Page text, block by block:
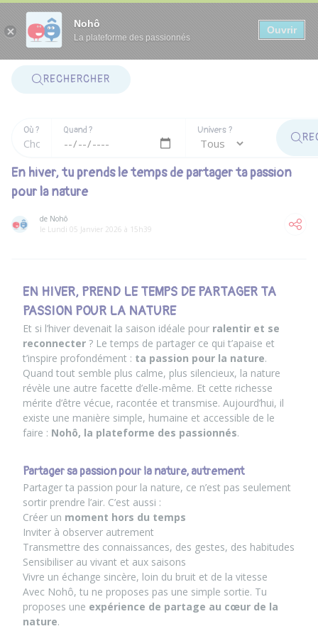
Nohô
La plateforme des passionnés
Ouvrir
RECHERCHER
Où ? Quand ? Univers ?
En hiver, tu prends le temps de partager ta passion
pour la nature
de Nohô
le Lundi 05 Janvier 2026 à 15h39
EN HIVER, PREND LE TEMPS DE PARTAGER TA
PASSION POUR LA NATURE
Et si l’hiver devenait la saison idéale pour ralentir et se
reconnecter ? Le temps de partager ce qui t’apaise et
t’inspire profondément : ta passion pour la nature.
Quand tout semble plus calme, plus silencieux, la nature
révèle une autre facette d’elle-même. Et cette richesse
mérite d’être vécue, racontée et transmise. Aujourd’hui, il
existe une manière simple, humaine et accessible de le
faire : Nohô, la plateforme des passionnés.
Partager sa passion pour la nature, autrement
Partager ta passion pour la nature, ce n’est pas seulement
sortir prendre l’air. C’est aussi :
Créer un moment hors du temps
Inviter à observer autrement
Transmettre des connaissances, des gestes, des habitudes
Sensibiliser au vivant et aux saisons
Vivre un échange sincère, loin du bruit et de la vitesse
Avec Nohô, tu ne proposes pas une simple sortie. Tu
proposes une expérience de partage au cœur de la
nature.
Panneau de gestion des cookies